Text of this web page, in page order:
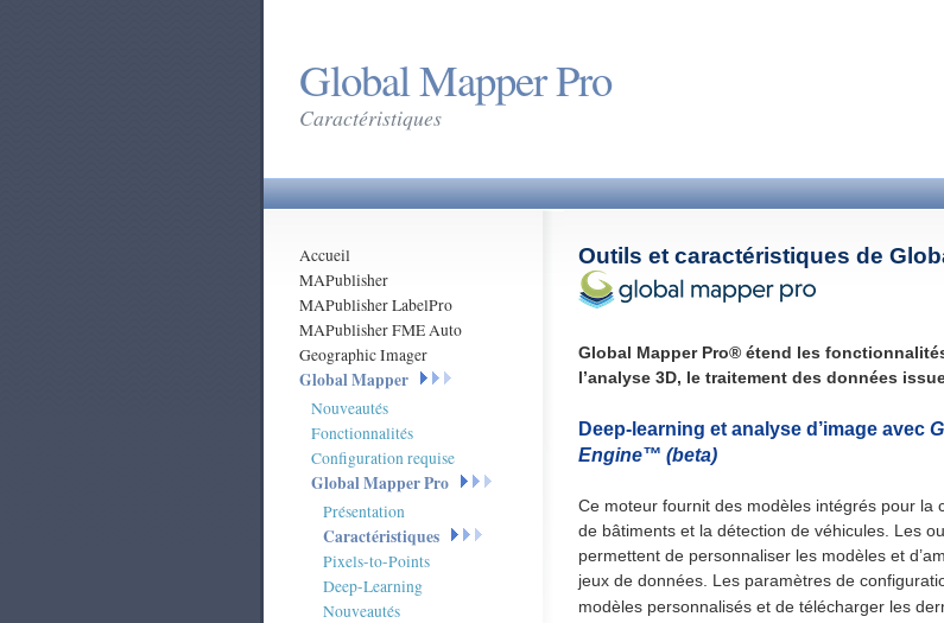
Global Mapper Pro
Caractéristiques
Accueil
MAPublisher
MAPublisher LabelPro
MAPublisher FME Auto
Geographic Imager
Global Mapper
Nouveautés
Fonctionnalités
Configuration requise
Global Mapper Pro
Présentation
Caractéristiques
Pixels-to-Points
Deep-Learning
Nouveautés
Outils et caractéristiques de
Global Mapper Pro® étend les
l’analyse 3D, le traitement des données
Deep-learning et analyse d’image avec
Engine™ (beta)
Ce moteur fournit des modèles intégrés pour la
de bâtiments et la détection de véhicules. Les
permettent de personnaliser les modèles et
jeux de données. Les paramètres de
modèles personnalisés et de télécharger les